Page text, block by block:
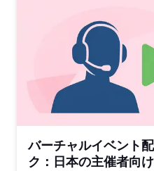
バーチャルイベント
ク：日本の主催者向